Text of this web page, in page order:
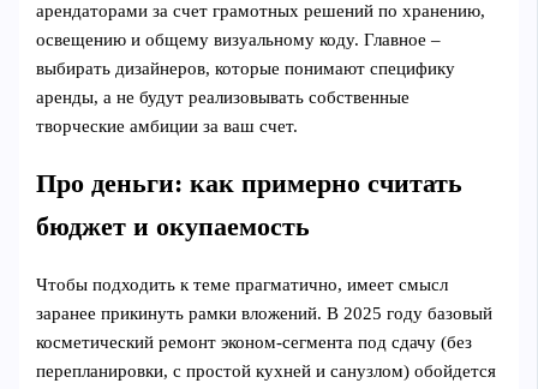
арендаторами за счет грамотных решений по хранению,
освещению и общему визуальному коду. Главное –
выбирать дизайнеров, которые понимают специфику
аренды, а не будут реализовывать собственные
творческие амбиции за ваш счет.
Про деньги: как примерно считать
бюджет и окупаемость
Чтобы подходить к теме прагматично, имеет смысл
заранее прикинуть рамки вложений. В 2025 году базовый
косметический ремонт эконом‑сегмента под сдачу (без
перепланировки, с простой кухней и санузлом) обойдется